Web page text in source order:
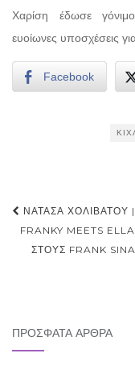
Χαρίση έδωσε
ευοίωνες υποσχέσεις
Facebook
Post
navigation
ΝΑΤΆΣΑ ΧΟΛΙΒΆΤΟΥ
FRANKY MEETS
ΣΤΟΥΣ FRANK
ΠΡΌΣΦΑΤΑ ΆΡΘΡΑ